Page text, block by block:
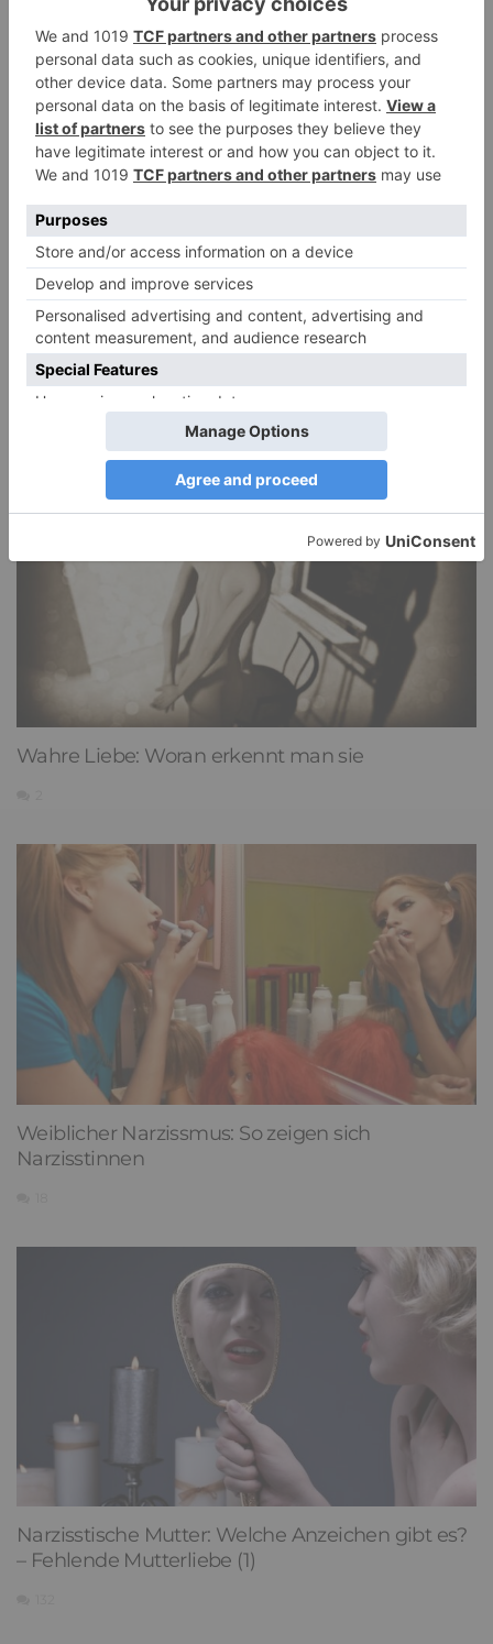
DIE BELIEBTESTEN ARTIKEL
Narzissmus in der Liebe
Wahre Liebe: Woran erkennt man sie
Weiblicher Narzissmus: So zeigen sich
Narzisstinnen
Narzisstische Mutter: Welche Anzeichen gibt es?
– Fehlende Mutterliebe (1)